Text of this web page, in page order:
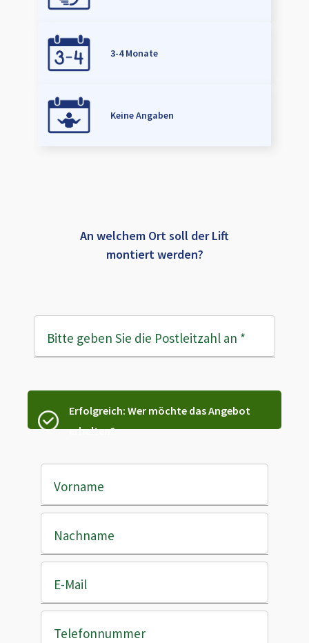
3-4 Monate
Keine Angaben
An welchem Ort soll der Lift
montiert werden?
Bitte geben Sie die Postleitzahl an *
Erfolgreich: Wer möchte das Angebot
erhalten?
Vorname
Nachname
E-Mail
Telefonnummer